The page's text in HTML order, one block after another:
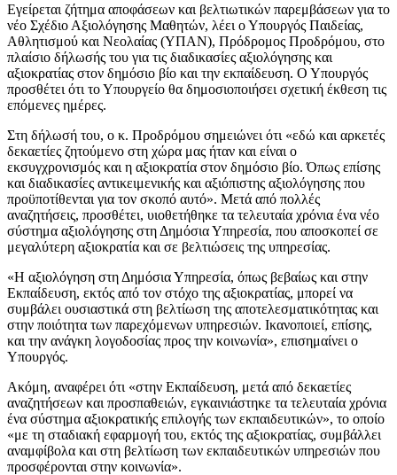
Εγείρεται ζήτημα αποφάσεων και βελτιωτικών παρεμβάσεων για το
νέο Σχέδιο Αξιολόγησης Μαθητών, λέει ο Υπουργός Παιδείας,
Αθλητισμού και Νεολαίας (ΥΠΑΝ), Πρόδρομος Προδρόμου, στο
πλαίσιο δήλωσής του για τις διαδικασίες αξιολόγησης και
αξιοκρατίας στον δημόσιο βίο και την εκπαίδευση. Ο Υπουργός
προσθέτει ότι το Υπουργείο θα δημοσιοποιήσει σχετική έκθεση τις
επόμενες ημέρες.
Στη δήλωσή του, ο κ. Προδρόμου σημειώνει ότι «εδώ και αρκετές
δεκαετίες ζητούμενο στη χώρα μας ήταν και είναι ο
εκσυγχρονισμός και η αξιοκρατία στον δημόσιο βίο. Όπως επίσης
και διαδικασίες αντικειμενικής και αξιόπιστης αξιολόγησης που
προϋποτίθενται για τον σκοπό αυτό». Μετά από πολλές
αναζητήσεις, προσθέτει, υιοθετήθηκε τα τελευταία χρόνια ένα νέο
σύστημα αξιολόγησης στη Δημόσια Υπηρεσία, που αποσκοπεί σε
μεγαλύτερη αξιοκρατία και σε βελτιώσεις της υπηρεσίας.
«Η αξιολόγηση στη Δημόσια Υπηρεσία, όπως βεβαίως και στην
Εκπαίδευση, εκτός από τον στόχο της αξιοκρατίας, μπορεί να
συμβάλει ουσιαστικά στη βελτίωση της αποτελεσματικότητας και
στην ποιότητα των παρεχόμενων υπηρεσιών. Ικανοποιεί, επίσης,
και την ανάγκη λογοδοσίας προς την κοινωνία», επισημαίνει ο
Υπουργός.
Ακόμη, αναφέρει ότι «στην Εκπαίδευση, μετά από δεκαετίες
αναζητήσεων και προσπαθειών, εγκαινιάστηκε τα τελευταία χρόνια
ένα σύστημα αξιοκρατικής επιλογής των εκπαιδευτικών», το οποίο
«με τη σταδιακή εφαρμογή του, εκτός της αξιοκρατίας, συμβάλλει
αναμφίβολα και στη βελτίωση των εκπαιδευτικών υπηρεσιών που
προσφέρονται στην κοινωνία».